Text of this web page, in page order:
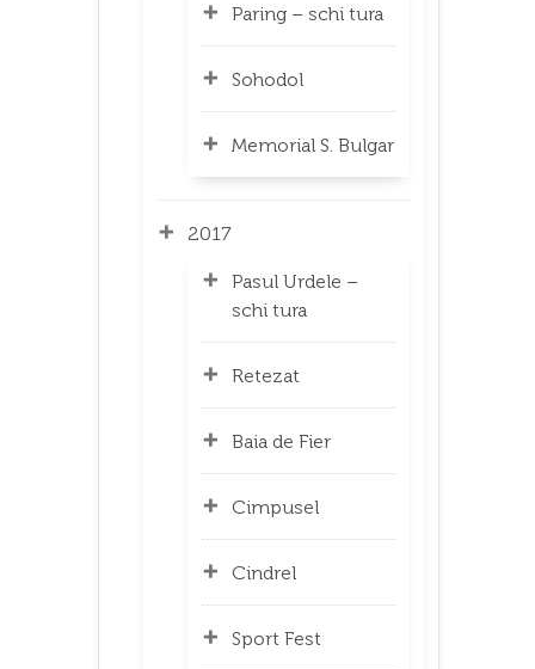
Paring – schi tura
Sohodol
Memorial S. Bulgar
2017
Pasul Urdele –
schi tura
Retezat
Baia de Fier
Cimpusel
Cindrel
Sport Fest